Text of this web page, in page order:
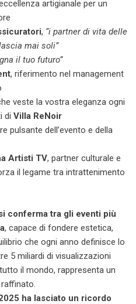
artigianale per un
, “i partner di vita delle
mai soli”
il tuo futuro”
, riferimento nel management
veste la vostra eleganza ogni
di Villa ReNoir
pulsante dell’evento e della
Artisti TV, partner culturale e
il legame tra intrattenimento
conferma tra gli eventi più
, capace di fondere estetica,
che ogni anno definisce lo
5 miliardi di visualizzazioni
il mondo, rappresenta un
ha lasciato un ricordo